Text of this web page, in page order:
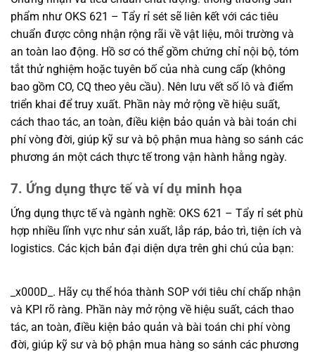
phẩm như OKS 621 – Tẩy rỉ sét sẽ liên kết với các tiêu
chuẩn được công nhận rộng rãi về vật liệu, môi trường và
an toàn lao động. Hồ sơ có thể gồm chứng chỉ nội bộ, tóm
tắt thử nghiệm hoặc tuyên bố của nhà cung cấp (không
bao gồm CO, CQ theo yêu cầu). Nên lưu vết số lô và điểm
triển khai để truy xuất. Phần này mở rộng về hiệu suất,
cách thao tác, an toàn, điều kiện bảo quản và bài toán chi
phí vòng đời, giúp kỹ sư và bộ phận mua hàng so sánh các
phương án một cách thực tế trong vận hành hằng ngày.
7. Ứng dụng thực tế và ví dụ minh họa
Ứng dụng thực tế và ngành nghề: OKS 621 – Tẩy rỉ sét phù
hợp nhiều lĩnh vực như sản xuất, lắp ráp, bảo trì, tiện ích và
logistics. Các kịch bản đại diện dựa trên ghi chú của bạn:
_x000D_. Hãy cụ thể hóa thành SOP với tiêu chí chấp nhận
và KPI rõ ràng. Phần này mở rộng về hiệu suất, cách thao
tác, an toàn, điều kiện bảo quản và bài toán chi phí vòng
đời, giúp kỹ sư và bộ phận mua hàng so sánh các phương